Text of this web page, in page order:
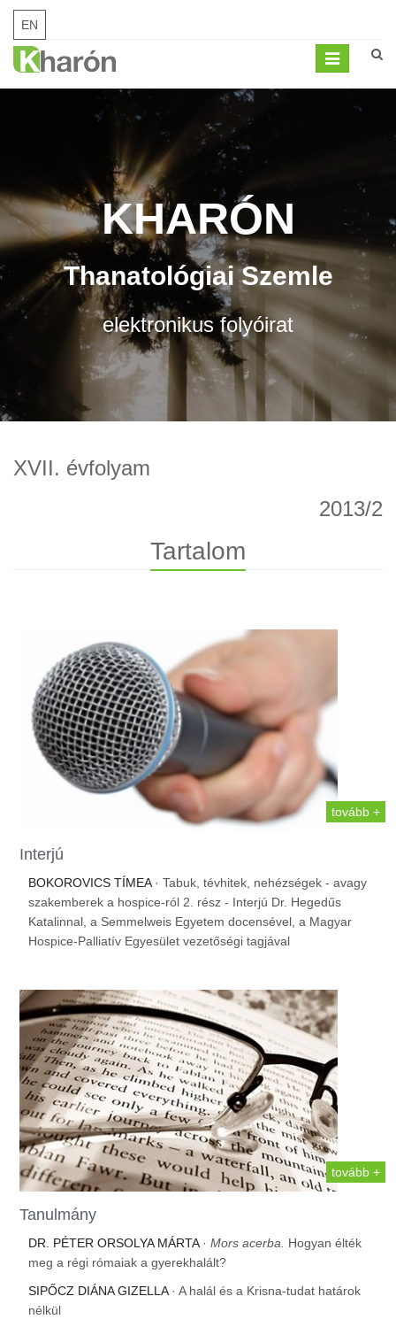
EN
Mobil
KHARÓN
Thanatológiai Szemle
elektronikus folyóirat
XVII. évfolyam
2013/2
Tartalom
tovább +
Interjú
BOKOROVICS TÍMEA· Tabuk, tévhitek, nehézségek - avagy
szakemberek a hospice-ról 2. rész - Interjú Dr. Hegedűs
Katalinnal, a Semmelweis Egyetem docensével, a Magyar
Hospice-Palliatív Egyesület vezetőségi tagjával
tovább +
Tanulmány
DR. PÉTER ORSOLYA MÁRTA· Mors acerba.
Hogyan élték
meg a régi rómaiak a gyerekhalált?
SIPŐCZ DIÁNA GIZELLA· A halál és a Krisna-tudat határok
nélkül